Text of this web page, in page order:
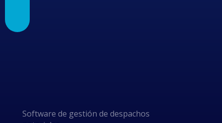
POR
Software de gestión de despachos